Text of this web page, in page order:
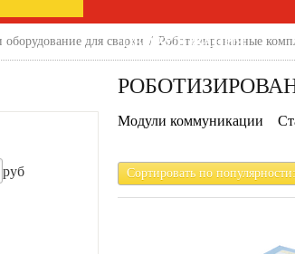
ОБОРУДОВАНИЯ
для сварки / Роботизированные
руб
Модули коммуникации
Сортировать по